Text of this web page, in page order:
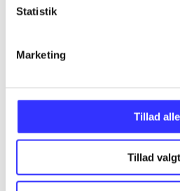
Statistik
Marketing
Tillad alle
Tillad
...
...